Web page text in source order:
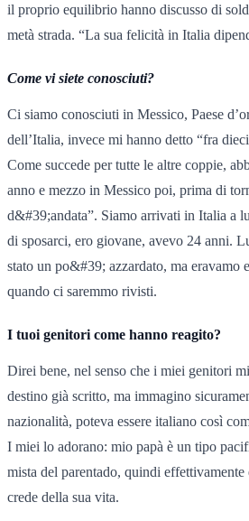
il proprio equilibrio hanno discusso di
metà strada. “La sua felicità in Italia
Come vi siete conosciuti?
Ci siamo conosciuti in Messico, Paese
dell’Italia, invece mi hanno detto “fra
Come succede per tutte le altre coppie,
anno e mezzo in Messico poi, prima di
d&#39;andata”. Siamo arrivati in Italia a
di sposarci, ero giovane, avevo 24 anni.
stato un po&#39; azzardato, ma eravamo
quando ci saremmo rivisti.
I tuoi genitori come hanno reagito?
Direi bene, nel senso che i miei genitori
destino già scritto, ma immagino
nazionalità, poteva essere italiano così
I miei lo adorano: mio papà è un tipo
mista del parentado, quindi
crede della sua vita.